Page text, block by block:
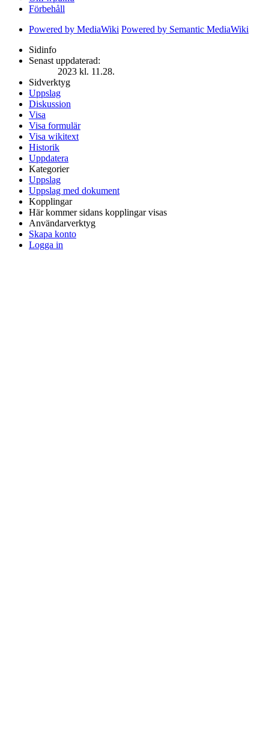
Förbehåll
Powered by MediaWiki Powered by Semantic MediaWiki
Sidinfo
Senast uppdaterad:
2023 kl. 11.28.
Sidverktyg
Uppslag
Diskussion
Visa
Visa formulär
Visa wikitext
Historik
Uppdatera
Kategorier
Uppslag
Uppslag med dokument
Kopplingar
Här kommer sidans kopplingar visas
Användarverktyg
Skapa konto
Logga in